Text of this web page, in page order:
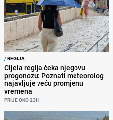
/REGIJA
Cijela regija čeka njegovu
progonozu: Poznati meteorolog
najavljuje veću promjenu
vremena
PRIJE OKO 23H